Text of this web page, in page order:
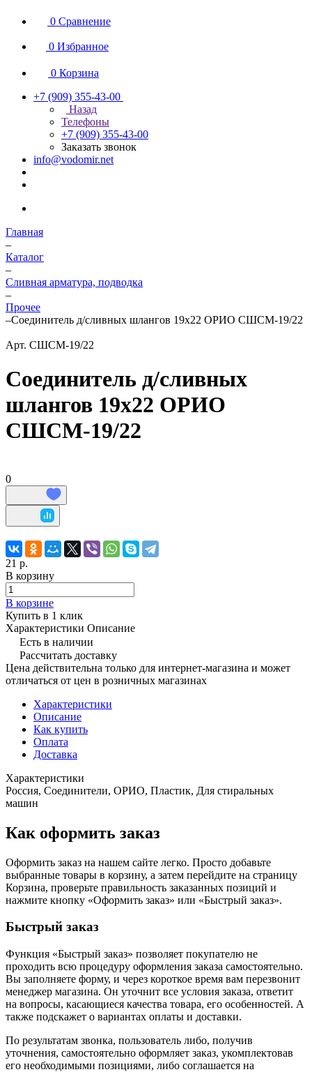
0 Сравнение
0 Избранное
0 Корзина
+7 (909) 355-43-00
Назад
Телефоны
+7 (909) 355-43-00
Заказать звонок
info@vodomir.net
Главная
–
Каталог
–
Сливная арматура, подводка
–
Прочее
–Соединитель д/сливных шлангов 19х22 ОРИО СШСМ-19/22
Арт. СШСМ-19/22
Соединитель д/сливных
шлангов 19х22 ОРИО
СШСМ-19/22
0
21 р.
В корзину
В корзине
Купить в 1 клик
Характеристики Описание
Есть в наличии
Рассчитать доставку
Цена действительна только для интернет-магазина и может
отличаться от цен в розничных магазинах
Характеристики
Описание
Как купить
Оплата
Доставка
Характеристики
Россия, Соединители, ОРИО, Пластик, Для стиральных
машин
Как оформить заказ
Оформить заказ на нашем сайте легко. Просто добавьте
выбранные товары в корзину, а затем перейдите на страницу
Корзина, проверьте правильность заказанных позиций и
нажмите кнопку «Оформить заказ» или «Быстрый заказ».
Быстрый заказ
Функция «Быстрый заказ» позволяет покупателю не
проходить всю процедуру оформления заказа самостоятельно.
Вы заполняете форму, и через короткое время вам перезвонит
менеджер магазина. Он уточнит все условия заказа, ответит
на вопросы, касающиеся качества товара, его особенностей. А
также подскажет о вариантах оплаты и доставки.
По результатам звонка, пользователь либо, получив
уточнения, самостоятельно оформляет заказ, укомплектовав
его необходимыми позициями, либо соглашается на